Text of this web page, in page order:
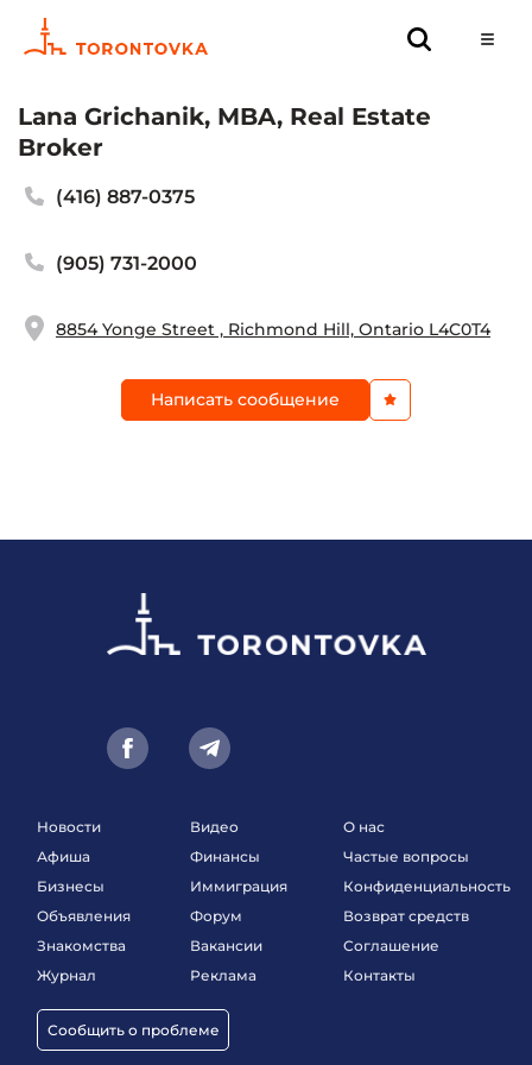
Lana Grichanik, MBA, Real Estate
Broker
(416) 887-0375
(905) 731-2000
8854 Yonge Street , Richmond Hill, Ontario L4C0T4
Написать сообщение
Новости
Афиша
Бизнесы
Объявления
Знакомства
Журнал
Сообщить о проблеме
Видео
Финансы
Иммиграция
Форум
Вакансии
Реклама
О нас
Частые вопросы
Конфиденциальность
Возврат средств
Соглашение
Контакты